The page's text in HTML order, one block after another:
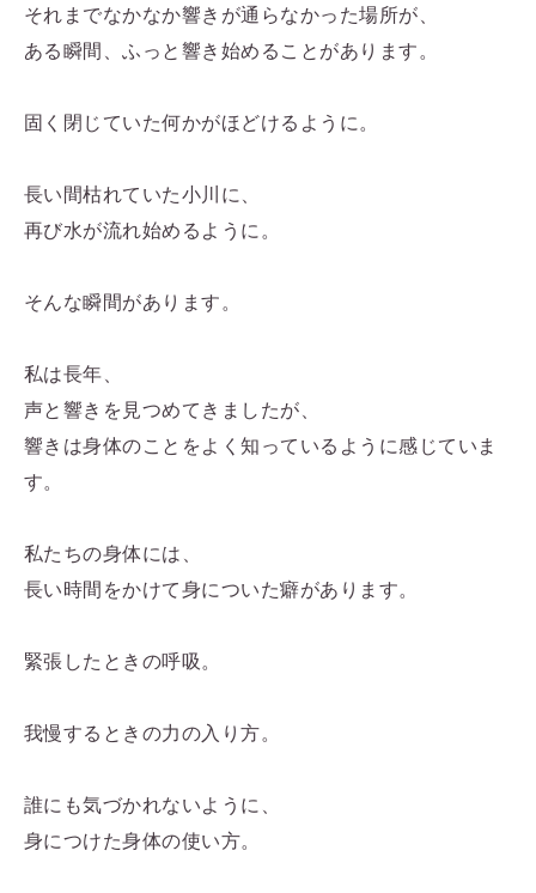
それまでなかなか響きが通らなかった場所が、
ある瞬間、ふっと響き始めることがあります。
固く閉じていた何かがほどけるように。
長い間枯れていた小川に、
再び水が流れ始めるように。
そんな瞬間があります。
私は長年、
声と響きを見つめてきましたが、
響きは身体のことをよく知っているように感じていま
す。
私たちの身体には、
長い時間をかけて身についた癖があります。
緊張したときの呼吸。
我慢するときの力の入り方。
誰にも気づかれないように、
身につけた身体の使い方。